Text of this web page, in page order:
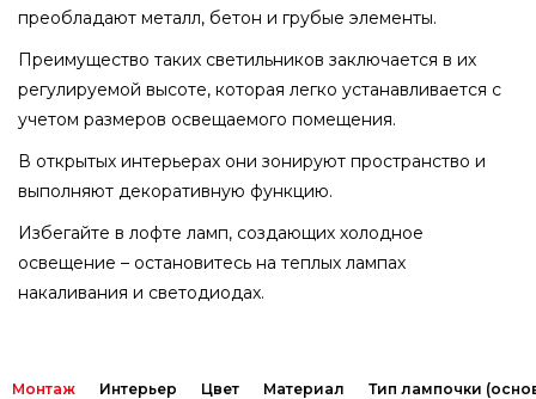
преобладают металл, бетон и грубые элементы.
Преимущество таких светильников заключается в их
регулируемой высоте, которая легко устанавливается с
учетом размеров освещаемого помещения.
В открытых интерьерах они зонируют пространство и
выполняют декоративную функцию.
Избегайте в лофте ламп, создающих холодное
освещение – остановитесь на теплых лампах
накаливания и светодиодах.
Монтаж Интерьер Цвет Материал Тип лампочки